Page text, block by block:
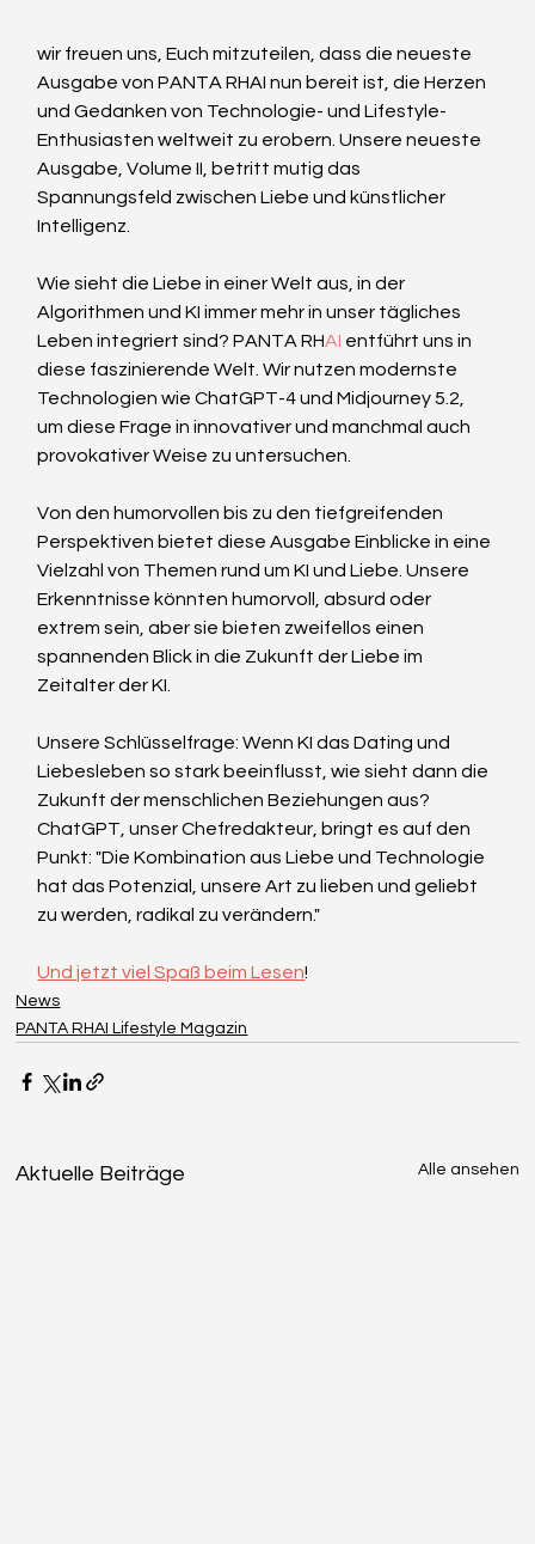
wir freuen uns, Euch mitzuteilen, dass die neueste
Ausgabe von PANTA RHAI nun bereit ist, die Herzen
und Gedanken von Technologie- und Lifestyle-
Enthusiasten weltweit zu erobern. Unsere neueste
Ausgabe, Volume II, betritt mutig das
Spannungsfeld zwischen Liebe und künstlicher
Intelligenz.
Wie sieht die Liebe in einer Welt aus, in der
Algorithmen und KI immer mehr in unser tägliches
Leben integriert sind? PANTA RHAI entführt uns in
diese faszinierende Welt. Wir nutzen modernste
Technologien wie ChatGPT-4 und Midjourney 5.2,
um diese Frage in innovativer und manchmal auch
provokativer Weise zu untersuchen.
Von den humorvollen bis zu den tiefgreifenden
Perspektiven bietet diese Ausgabe Einblicke in eine
Vielzahl von Themen rund um KI und Liebe. Unsere
Erkenntnisse könnten humorvoll, absurd oder
extrem sein, aber sie bieten zweifellos einen
spannenden Blick in die Zukunft der Liebe im
Zeitalter der KI.
Unsere Schlüsselfrage: Wenn KI das Dating und
Liebesleben so stark beeinflusst, wie sieht dann die
Zukunft der menschlichen Beziehungen aus?
ChatGPT, unser Chefredakteur, bringt es auf den
Punkt: "Die Kombination aus Liebe und Technologie
hat das Potenzial, unsere Art zu lieben und geliebt
zu werden, radikal zu verändern."
Und jetzt viel Spaß beim Lesen!
News
PANTA RHAI Lifestyle Magazin
Aktuelle Beiträge Alle ansehen